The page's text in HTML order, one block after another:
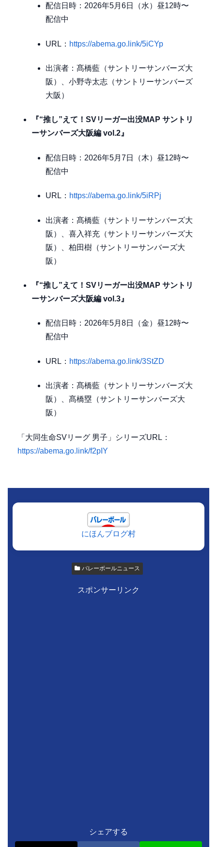
配信日時：2026年5月6日（水）昼12時〜
配信中
URL： https://abema.go.link/5iCYp
出演者：髙橋藍（サントリーサンバーズ大
阪）、小野寺太志（サントリーサンバーズ
大阪）
『“推し”えて！SVリーガー出没MAP サントリ
ーサンバーズ大阪編 vol.2』
配信日時：2026年5月7日（木）昼12時〜
配信中
URL： https://abema.go.link/5iRPj
出演者：髙橋藍（サントリーサンバーズ大
阪）、喜入祥充（サントリーサンバーズ大
阪）、柏田樹（サントリーサンバーズ大
阪）
『“推し”えて！SVリーガー出没MAP サントリ
ーサンバーズ大阪編 vol.3』
配信日時：2026年5月8日（金）昼12時〜
配信中
URL： https://abema.go.link/3StZD
出演者：髙橋藍（サントリーサンバーズ大
阪）、髙橋塁（サントリーサンバーズ大
阪）
「大同生命SVリーグ 男子」シリーズURL：
https://abema.go.link/f2pIY
にほんブログ村
バレーボールニュース
スポンサーリンク
シェアする